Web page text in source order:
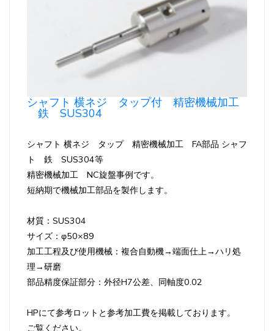
シャフト 横ネジ タップ付 精密機械加工
鉄 SUS304
シャフト 横ネジ タップ 精密機械加工 FA部品 シャフ
ト 鉄 SUS304等
精密機械加工 NC旋盤事例です。
短納期で機械加工部品を製作します。
材質：SUS304
サイズ：φ50×89
加工工程及び使用機械：複合自動機→端面仕上→ハリ処
理→研磨
部品精度保証部分：外径H7公差、同軸度0.02
HPにて参考ロットと参考加工費を掲載しております。
ご覧ください。